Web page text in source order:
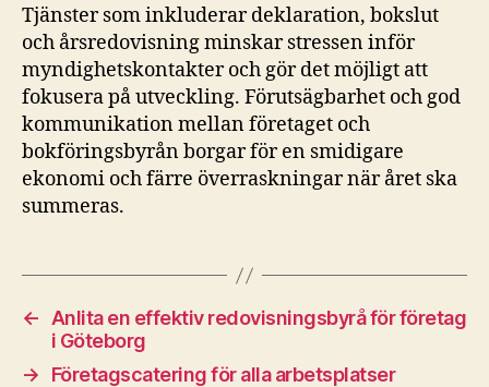
Tjänster som inkluderar deklaration, bokslut
och årsredovisning minskar stressen inför
myndighetskontakter och gör det möjligt att
fokusera på utveckling. Förutsägbarhet och god
kommunikation mellan företaget och
bokföringsbyrån borgar för en smidigare
ekonomi och färre överraskningar när året ska
summeras.
←
Anlita en effektiv redovisningsbyrå för företag
i Göteborg
→
Företagscatering för alla arbetsplatser